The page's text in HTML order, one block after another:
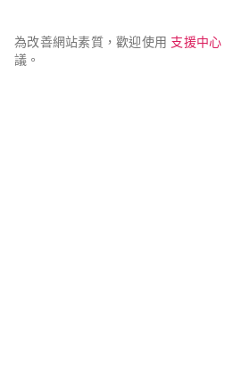
為改善網站素質，歡迎使用 支援中心
議。